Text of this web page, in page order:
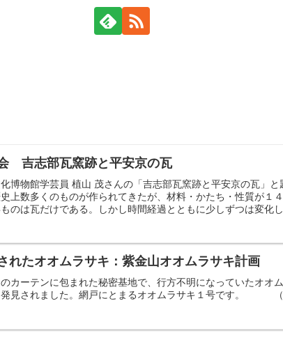
吉志部瓦窯跡と平安京の瓦
博物館学芸員 植山 茂さんの「吉志部瓦窯跡と平安京の瓦」と
上数多くのものが作られてきたが、材料・かたち・性質が１
のは瓦だけである。しかし時間経過とともに少しずつは変化
れたオオムラサキ：紫金山オオムラサキ計画
カーテンに包まれた秘密基地で、行方不明になっていたオオ
発見されました。網戸にとまるオオムラサキ１号です。 （